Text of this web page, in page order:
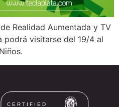
Realidad Aumentada y TV
podrá visitarse del 19/4 al